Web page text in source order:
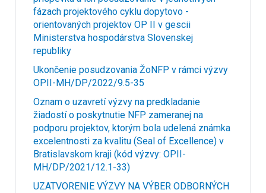
fázach projektového cyklu dopytovo -
orientovaných projektov OP II v gescii
Ministerstva hospodárstva Slovenskej
republiky
Ukončenie posudzovania ŽoNFP v rámci výzvy
OPII-MH/DP/2022/9.5-35
Oznam o uzavretí výzvy na predkladanie
žiadostí o poskytnutie NFP zameranej na
podporu projektov, ktorým bola udelená známka
excelentnosti za kvalitu (Seal of Excellence) v
Bratislavskom kraji (kód výzvy: OPII-
MH/DP/2021/12.1-33)
UZATVORENIE VÝZVY NA VÝBER ODBORNÝCH